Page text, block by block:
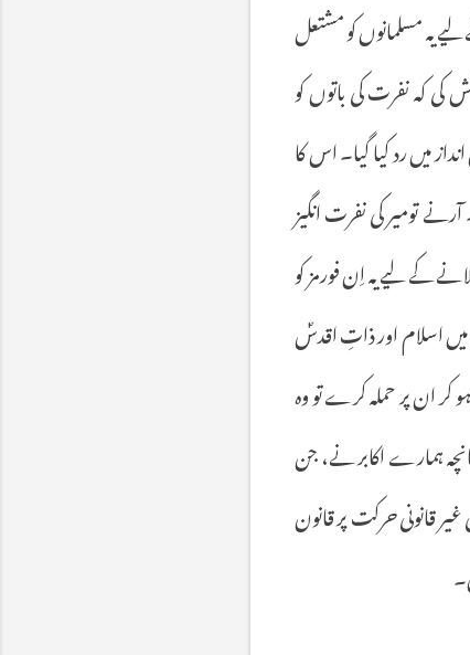
لیےیہمسلمانوںکومشتعل
کیکہنفرتکیباتوںکو
اندازمیںردکیاگیا۔اسکا
آرنےتومیرکینفرتانگیز
کےلیےیہاِنفورمزکو
میںاسلاماورذاتِاقدسؐ
ہوکرانپرحملہکرےتووہ
ہمارےاکابرنے،جن
غیرقانونیحرکتپرقانون